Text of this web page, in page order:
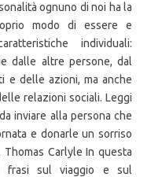
ognuno di noi ha la
modo di essere e
individuali:
dalle altre persone, dal
e delle azioni, ma anche
relazioni sociali. Leggi
inviare alla persona che
e donarle un sorriso
Carlyle In questa
frasi sul viaggio e sul